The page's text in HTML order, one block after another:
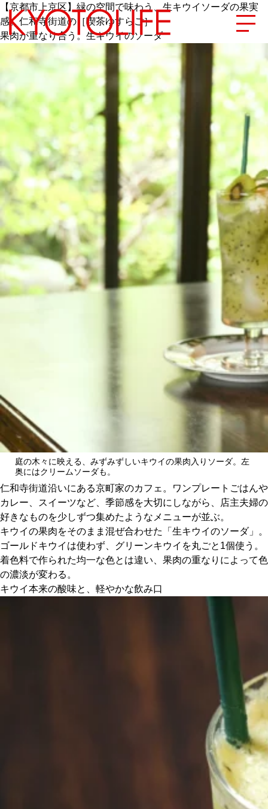
エリアから探す
地図から探す
カテゴリーから探す
SPECIAL
NEW OPEN
SERIES
CULTURE
ABOUT US
チケットプレゼント応募
MAIN MENU
SERIES
カレーが好き
京都おやつクラブ
私と店のはなし
【京都市上京区】緑の空間で味わう、生キウイソーダの果実
感。仁和寺街道の［喫茶ゆすらご］
果肉が重なり合う。生キウイのソーダ
庭の木々に映える、みずみずしいキウイの果肉入りソーダ。左
奥にはクリームソーダも。
仁和寺街道沿いにある京町家のカフェ。ワンプレートごはんや
カレー、スイーツなど、季節感を大切にしながら、店主夫婦の
好きなものを少しずつ集めたようなメニューが並ぶ。
キウイの果肉をそのまま混ぜ合わせた「生キウイのソーダ」。
ゴールドキウイは使わず、グリーンキウイを丸ごと1個使う。
着色料で作られた均一な色とは違い、果肉の重なりによって色
の濃淡が変わる。
キウイ本来の酸味と、軽やかな飲み口